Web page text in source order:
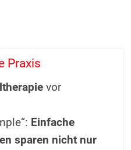
Praxis
vor
Einfache
sparen nicht nur